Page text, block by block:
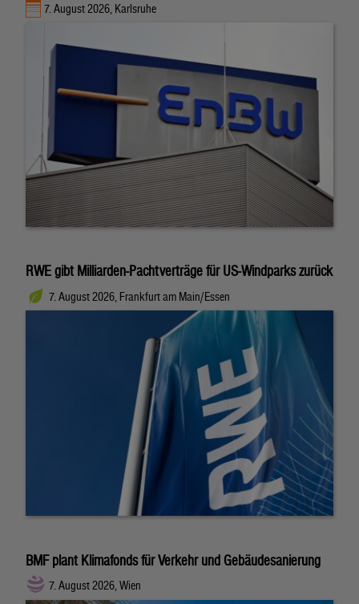
7. August 2026, Karlsruhe
RWE gibt Milliarden-Pachtverträge für US-Windparks zurück
7. August 2026, Frankfurt am Main/Essen
BMF plant Klimafonds für Verkehr und Gebäudesanierung
7. August 2026, Wien